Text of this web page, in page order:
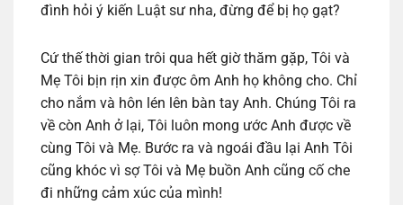
đình hỏi ý kiến Luật sư nha, đừng để bị họ gạt?
Cứ thế thời gian trôi qua hết giờ thăm gặp, Tôi và
Mẹ Tôi bịn rịn xin được ôm Anh họ không cho. Chỉ
cho nắm và hôn lén lên bàn tay Anh. Chúng Tôi ra
về còn Anh ở lại, Tôi luôn mong ước Anh được về
cùng Tôi và Mẹ. Bước ra và ngoái đầu lại Anh Tôi
cũng khóc vì sợ Tôi và Mẹ buồn Anh cũng cố che
đi những cảm xúc của mình!